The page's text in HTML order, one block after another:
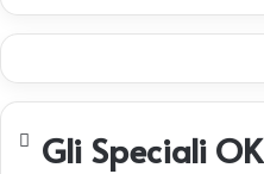
Gli Speciali OK